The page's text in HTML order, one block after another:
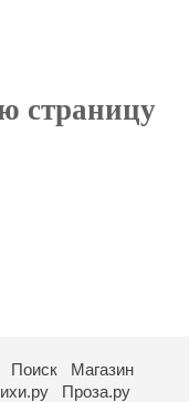
страницу
Поиск
Магазин
Проза.ру